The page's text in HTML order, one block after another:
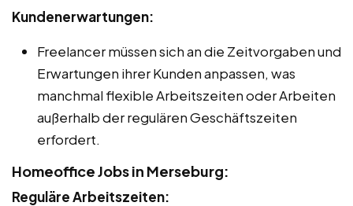
Kundenerwartungen:
Freelancer müssen sich an die Zeitvorgaben und
Erwartungen ihrer Kunden anpassen, was
manchmal flexible Arbeitszeiten oder Arbeiten
außerhalb der regulären Geschäftszeiten
erfordert.
Homeoffice Jobs in Merseburg:
Reguläre Arbeitszeiten: